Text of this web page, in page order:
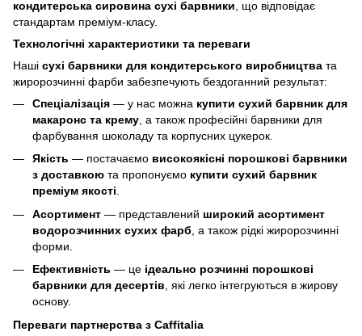
кондитерська сировина сухі барвники , що відповідає
стандартам преміум-класу.
Технологічні характеристики та переваги
Наші сухі барвники для кондитерського виробництва та
жиророзчинні фарби забезпечують бездоганний результат:
Спеціалізація — у нас можна купити сухий барвник для
макаронс та крему , а також професійні барвники для
фарбування шоколаду та корпусних цукерок.
Якість — постачаємо високоякісні порошкові барвники
з доставкою та пропонуємо купити сухий барвник
преміум якості.
Асортимент — представлений широкий асортимент
водорозчинних сухих фарб , а також рідкі жиророзчинні
форми.
Ефективність — це ідеально розчинні порошкові
барвники для десертів , які легко інтегруються в жирову
основу.
Переваги партнерства з Caffitalia